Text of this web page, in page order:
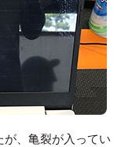
、亀裂が入ってい